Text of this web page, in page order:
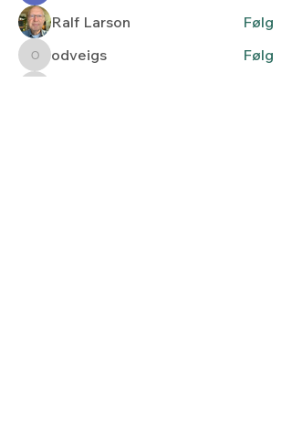
Ralf Larson
Følg
odveigs
odveigs Følg